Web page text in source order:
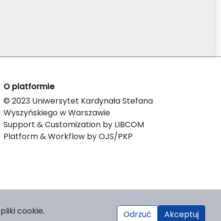
O platformie
© 2023 Uniwersytet Kardynała Stefana
Wyszyńskiego w Warszawie
Support & Customization by LIBCOM
Platform & Workflow by OJS/PKP
cookie. Odrzuć Akceptuj